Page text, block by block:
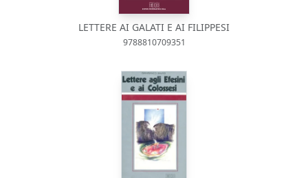
LETTERE AI GALATI E AI FILIPPESI
9788810709351